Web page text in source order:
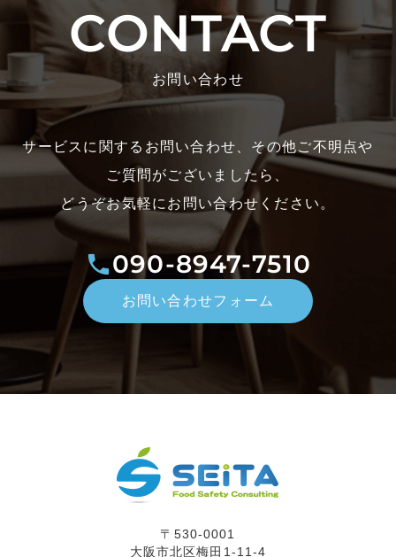
CONTACT
お問い合わせ
サービスに関するお問い合わせ、その他ご不明点や
ご質問がございましたら、
どうぞお気軽にお問い合わせください。
090-8947-7510
お問い合わせフォーム
〒530-0001
大阪市北区梅田1-11-4